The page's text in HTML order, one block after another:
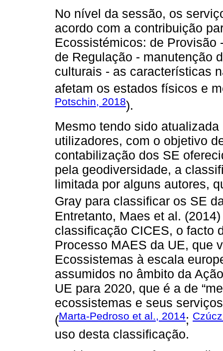
No nível da sessão, os
acordo com a contribuição
Ecossistémicos: de Provisão
de Regulação - manutenção
culturais - as características
afetam os estados físicos e
Potschin, 2018).
Mesmo tendo sido
utilizadores, com o objetivo
contabilização dos SE
pela geodiversidade, a
limitada por alguns autores,
Gray para classificar os SE
Entretanto, Maes et al.
classificação CICES, o facto
Processo MAES da UE, que
Ecossistemas à escala
assumidos no âmbito da
UE para 2020, que é a de
ecossistemas e seus
(Marta-Pedroso et al., 2014;
uso desta classificação.